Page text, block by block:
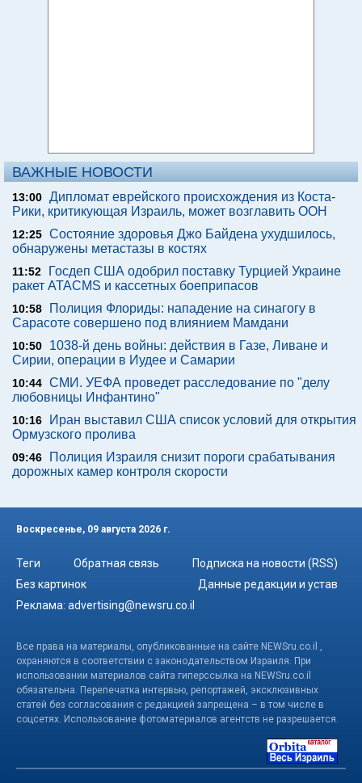
ВАЖНЫЕ НОВОСТИ
13:00 Дипломат еврейского происхождения из Коста-
Рики, критикующая Израиль, может возглавить ООН
12:25 Состояние здоровья Джо Байдена ухудшилось,
обнаружены метастазы в костях
11:52
Госдеп США одобрил поставку Турцией Украине
ракет ATACMS и кассетных боеприпасов
10:58
Полиция Флориды: нападение на синагогу в
Сарасоте совершено под влиянием Мамдани
10:50
1038-й день войны: действия в Газе, Ливане и
Сирии, операции в Иудее и Самарии
10:44 СМИ. УЕФА проведет расследование по "делу
любовницы Инфантино"
10:16
Иран выставил США список условий для открытия
Ормузского пролива
09:46
Полиция Израиля снизит пороги срабатывания
дорожных камер контроля скорости
Воскресенье, 09 августа 2026 г.
Теги Обратная связь
Подписка на новости (RSS)
Без картинок
Данные редакции и устав
Реклама: advertising@newsru.co.il
Все права на материалы, опубликованные на сайте NEWSru.co.il ,
охраняются в соответствии с законодательством Израиля. При
использовании материалов сайта гиперссылка на NEWSru.co.il
обязательна. Перепечатка интервью, репортажей, эксклюзивных
статей без согласования с редакцией запрещена – в том числе в
соцсетях. Использование фотоматериалов агентств не разрешается.